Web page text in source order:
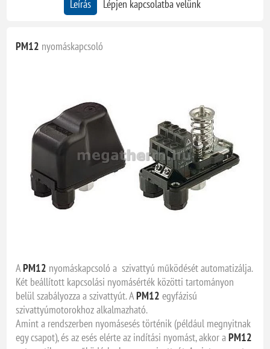
Leírás Lépjen kapcsolatba velünk
PM12 nyomáskapcsoló
APM12 nyomáskapcsoló a szivattyú működését automatizálja.
Két beállított kapcsolási nyomásérték közötti tartományon
belül szabályozza a szivattyút. APM12 egyfázisú
szivattyúmotorokhoz alkalmazható.
Amint a rendszerben nyomásesés történik (például megnyitnak
egy csapot), és az esés elérte az indítási nyomást, akkor aPM12